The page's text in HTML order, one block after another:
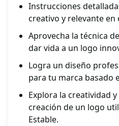
Instrucciones
creativo y relevante en
Aprovecha la técnica
dar vida a un logo
Logra un diseño
para tu marca basado
Explora la creatividad
creación de un logo
Estable.